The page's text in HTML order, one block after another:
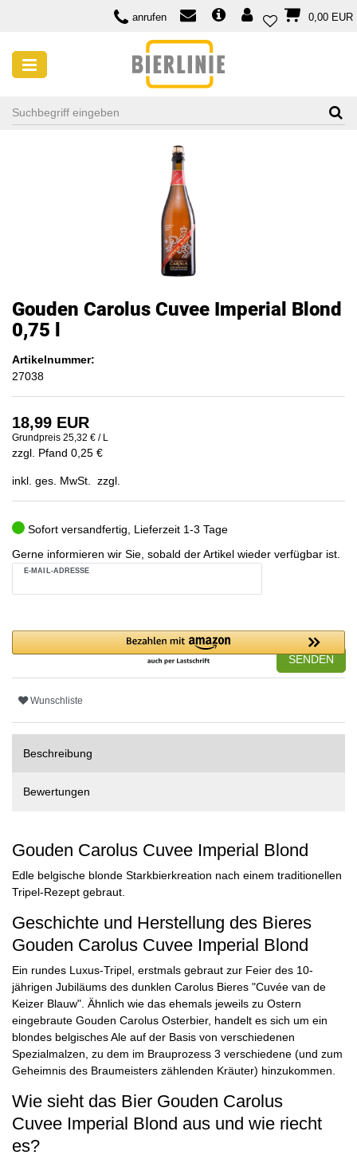
anrufen 0,00 EUR
Gouden Carolus Cuvee Imperial Blond
0,75 l
Artikelnummer:
27038
18,99 EUR
Grundpreis 25,32 € / L
zzgl. Pfand 0,25 €
inkl. ges. MwSt. zzgl.
Sofort versandfertig, Lieferzeit 1-3 Tage
Gerne informieren wir Sie, sobald der Artikel wieder verfügbar ist.
E-MAIL-ADRESSE
SENDEN
Wunschliste
Beschreibung
Bewertungen
Gouden Carolus Cuvee Imperial Blond
Edle belgische blonde Starkbierkreation nach einem traditionellen
Tripel-Rezept gebraut.
Geschichte und Herstellung des Bieres
Gouden Carolus Cuvee Imperial Blond
Ein rundes Luxus-Tripel, erstmals gebraut zur Feier des 10-
jährigen Jubiläums des dunklen Carolus Bieres "Cuvée van de
Keizer Blauw". Ähnlich wie das ehemals jeweils zu Ostern
eingebraute Gouden Carolus Osterbier, handelt es sich um ein
blondes belgisches Ale auf der Basis von verschiedenen
Spezialmalzen, zu dem im Brauprozess 3 verschiedene (und zum
Geheimnis des Braumeisters zählenden Kräuter) hinzukommen.
Wie sieht das Bier Gouden Carolus
Cuvee Imperial Blond aus und wie riecht
es?